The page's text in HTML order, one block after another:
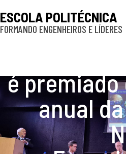
ESCOLA POLITÉCNICA
FORMANDO ENGENHEIROS E LÍDERES
é
anual